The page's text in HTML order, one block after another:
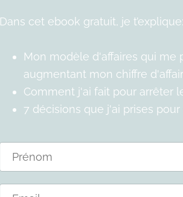
Dans cet ebook gratuit, je t’explique:
Mon modèle d'affaires qui me
augmentant mon chiffre
Comment j'ai fait pour arrêter
7 décisions que j'ai prises